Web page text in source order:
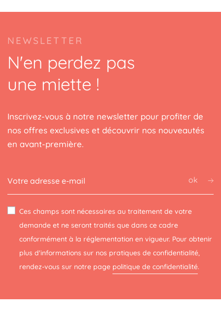
NEWSLETTER
N'en perdez pas
une miette !
Inscrivez-vous à notre newsletter pour profiter de
nos offres exclusives et découvrir nos nouveautés
en avant-première.
ok
Ces champs sont nécessaires au traitement de votre
demande et ne seront traités que dans ce cadre
conformément à la réglementation en vigueur. Pour obtenir
plus d'informations sur nos pratiques de confidentialité,
rendez-vous sur notre page politique de confidentialité.